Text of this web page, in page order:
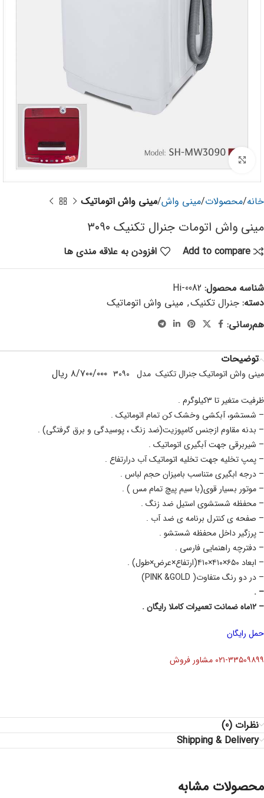
برای بزرگنمایی کلیک کنید
خانه محصولات مینی واش مینی واش اتوماتیک
مینی واش اتومات جنرال تکنیک ۳۰۹۰
Add to compare افزودن به علاقه مندی ها
شناسه محصول: Hi-0082
دسته: جنرال تکنیک, مینی واش اتوماتیک
هم‌رسانی:
توضیحات
مینی واش اتوماتیک جنرال تکنیک مدل ۳۰۹۰
ظرفیت متغیر تا ۳کیلوگرم .
– شستشو، آبکشی وخشک کن تمام اتوماتیک .
– بدنه مقاوم ازجنس کامپوزیت(ضد زنگ ، پوسیدگی و برق گرفتگی) .
– شیربرقی جهت آبگیری اتوماتیک .
– پمپ تخلیه جهت تخلیه اتوماتیک آب درارتفاع .
– درجه ابگیری متناسب بامیزان حجم لباس .
– موتور بسیار قوی(با سیم پیچ تمام مس ) .
– محفظه شستشوی استیل ضد زنگ .
– صفحه ی کنترل برنامه ی ضد آب .
– پرزگیر داخل محفظه شستشو .
– دفترچه راهنمایی فارسی .
– ابعاد ۶۵۰×۴۱۰×۴۱۰(ارتفاع×عرض×طول) .
– در دو رنگ متفاوت( GOLD
&
PINK
)
– .
– ۱۲ماه ضمانت تعمیرات کاملا رایگان .
حمل رایگان
۰۲۱-۳۳۵۰۹۸۹۹ مشاور فروش
نظرات (0)
Shipping & Delivery
محصولات مشابه